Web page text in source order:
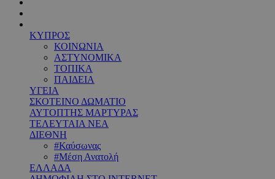
ΚΥΠΡΟΣ
ΚΟΙΝΩΝΙΑ
ΑΣΤΥΝΟΜΙΚΑ
ΤΟΠΙΚΑ
ΠΑΙΔΕΙΑ
ΥΓΕΙΑ
ΣΚΟΤΕΙΝΟ ΔΩΜΑΤΙΟ
ΑΥΤΟΠΤΗΣ ΜΑΡΤΥΡΑΣ
ΤΕΛΕΥΤΑΙΑ ΝΕΑ
ΔΙΕΘΝΗ
#Καύσωνας
#Μέση Ανατολή
ΕΛΛΑΔΑ